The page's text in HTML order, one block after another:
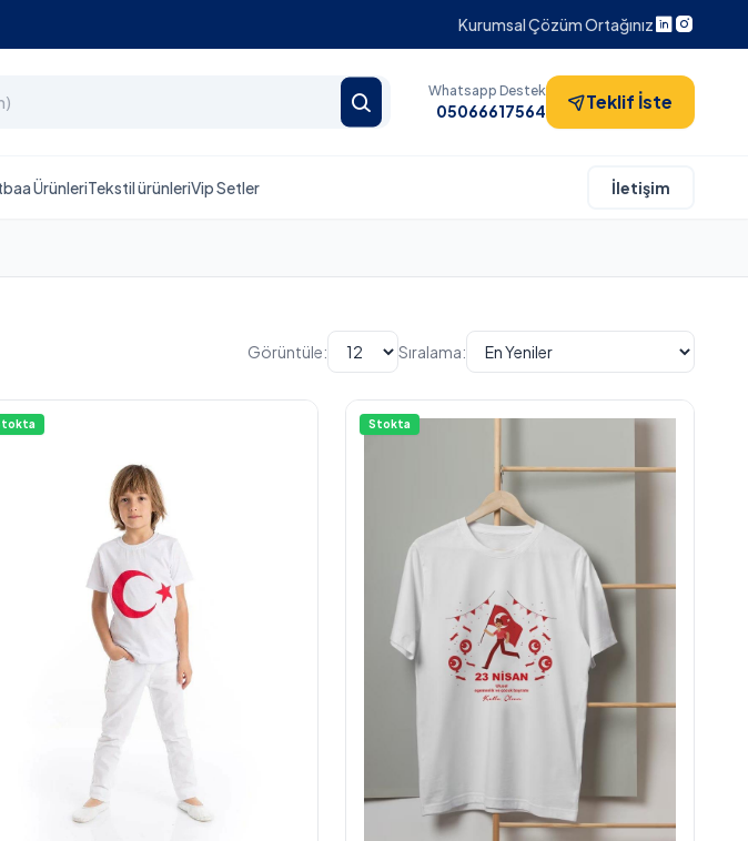
Kurumsal Çözüm Ortağınız
Whatsapp Destek
05066617564 Teklif İste
ÜrünleriTekstil ürünleriVip Setler İletişim
Görüntüle: Sıralama:
Stokta